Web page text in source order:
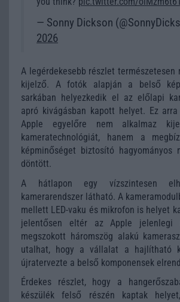
— Sonny Dickson
2026
A legérdekesebb részlet természetesen
kijelző. A fotók alapján a belső
sarkában helyezkedik el az előlapi
apró kivágásban kapott helyet. Ez
Apple egyelőre nem alkalmaz
kameratechnológiát, hanem a
képminőséget biztosító hagyományos
döntött.
A hátlapon egy vízszintesen
kamerarendszer látható. A
mellett LED-vaku és mikrofon is helyet
jelentősen eltér az Apple jelenlegi
megszokott háromszög alakú
utalhat, hogy a vállalat a hajlítható
újratervezte a belső komponensek
Érdekes részlet, hogy a
készülék felső részén kaptak